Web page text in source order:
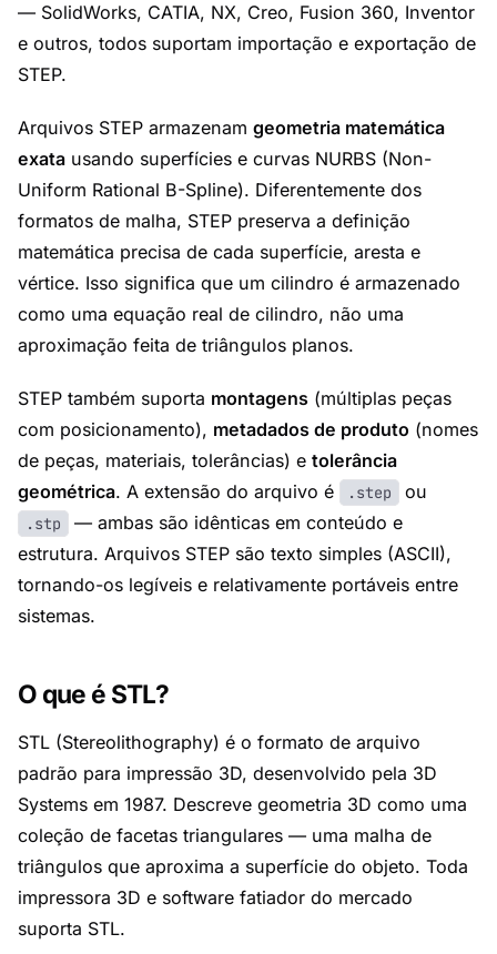
— SolidWorks, CATIA, NX, Creo, Fusion 360, Inventor
e outros, todos suportam importação e exportação de
STEP.
Arquivos STEP armazenam geometria matemática
exata usando superfícies e curvas NURBS (Non-
Uniform Rational B-Spline). Diferentemente dos
formatos de malha, STEP preserva a definição
matemática precisa de cada superfície, aresta e
vértice. Isso significa que um cilindro é armazenado
como uma equação real de cilindro, não uma
aproximação feita de triângulos planos.
STEP também suporta montagens (múltiplas peças
com posicionamento), metadados de produto (nomes
de peças, materiais, tolerâncias) e tolerância
geométrica. A extensão do arquivo é .step ou
.stp
— ambas são idênticas em conteúdo e
estrutura. Arquivos STEP são texto simples (ASCII),
tornando-os legíveis e relativamente portáveis entre
sistemas.
O que é STL?
STL (Stereolithography) é o formato de arquivo
padrão para impressão 3D, desenvolvido pela 3D
Systems em 1987. Descreve geometria 3D como uma
coleção de facetas triangulares — uma malha de
triângulos que aproxima a superfície do objeto. Toda
impressora 3D e software fatiador do mercado
suporta STL.